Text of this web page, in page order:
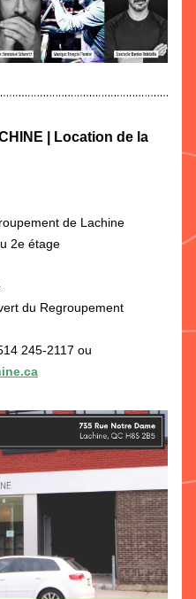
| Location de la
de Lachine
2e étage
du Regroupement